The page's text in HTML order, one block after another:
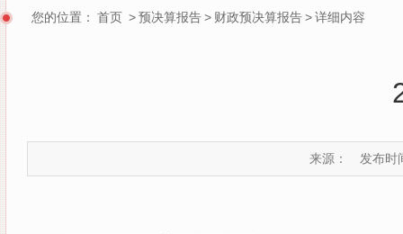
您的位置： 首页 >预决算报告> 财政预决算报告>详细内容
来源： 发布时